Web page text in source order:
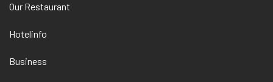
Our Restaurant
Hotelinfo
Business